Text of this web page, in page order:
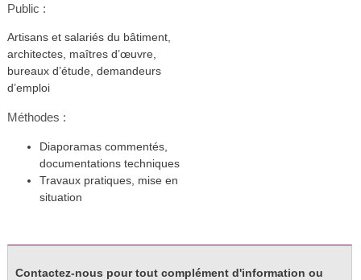
Public :
Artisans et salariés du bâtiment,
architectes, maîtres d’œuvre,
bureaux d’étude, demandeurs
d’emploi
Méthodes :
Diaporamas commentés,
documentations techniques
Travaux pratiques, mise en
situation
Contactez-nous pour tout complément d'information ou